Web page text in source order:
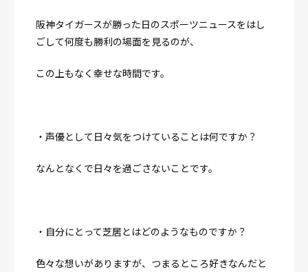
阪神タイガースが勝った日のスポーツニュースをはし
ごして何度も勝利の場面を見るのが、
この上もなく幸せな時間です。
・声優として日々気をつけていることは何ですか？
なんとなくで日々を過ごさないことです。
・自分にとって芝居とはどのようなものですか？
色々な想いがありますが、つまるところ好きなんだと